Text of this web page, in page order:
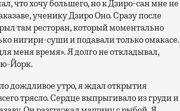
что хочу большего, но к Дзиро-сан мне не
ученику Дзиро Оно. Сразу после
там ресторан, который моментально
нигири-суши и подавали только омакасе.
меня время». Я долго не откладывал,
Йорк.
дождливое утро, я ждал открытия
трясло. Сердце выпрыгивало из груди и